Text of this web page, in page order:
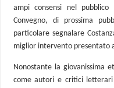
ampi consensi nel
Convegno, di prossima
particolare segnalare
miglior intervento presentato
Nonostante la giovanissima
come autori e critici